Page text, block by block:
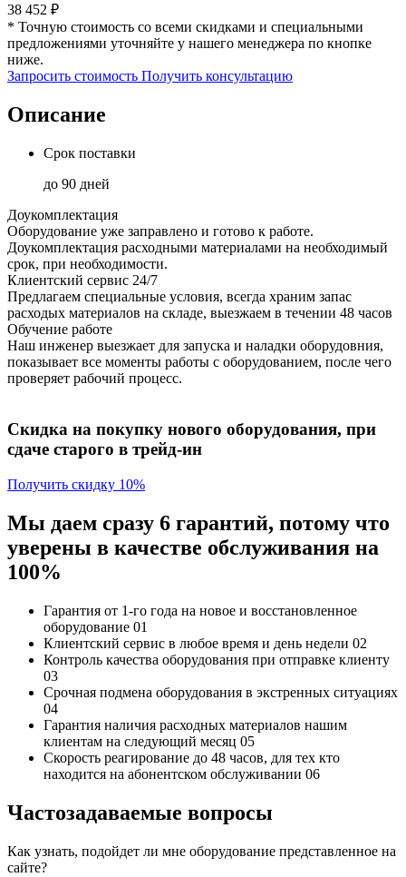
38 452 ₽
* Точную стоимость со всеми скидками и специальными
предложениями уточняйте у нашего менеджера по кнопке
ниже.
Запросить стоимость Получить консультацию
Описание
Срок поставки
до 90 дней
Доукомплектация
Оборудование уже заправлено и готово к работе.
Доукомплектация расходными материалами на необходимый
срок, при необходимости.
Клиентский сервис 24/7
Предлагаем специальные условия, всегда храним запас
расходых материалов на складе, выезжаем в течении 48 часов
Обучение работе
Наш инженер выезжает для запуска и наладки оборудовния,
показывает все моменты работы с оборудованием, после чего
проверяет рабочий процесс.
Скидка на покупку нового оборудования, при
сдаче старого в трейд-ин
Получить скидку 10%
Мы даем сразу 6 гарантий, потому что
уверены в качестве обслуживания на
100%
Гарантия от 1-го года на новое и восстановленное
оборудование 01
Клиентский сервис в любое время и день недели 02
Контроль качества оборудования при отправке клиенту
03
Срочная подмена оборудования в экстренных ситуациях
04
Гарантия наличия расходных материалов нашим
клиентам на следующий месяц 05
Скорость реагирование до 48 часов, для тех кто
находится на абонентском обслуживании 06
Частозадаваемые вопросы
Как узнать, подойдет ли мне оборудование представленное на
сайте?